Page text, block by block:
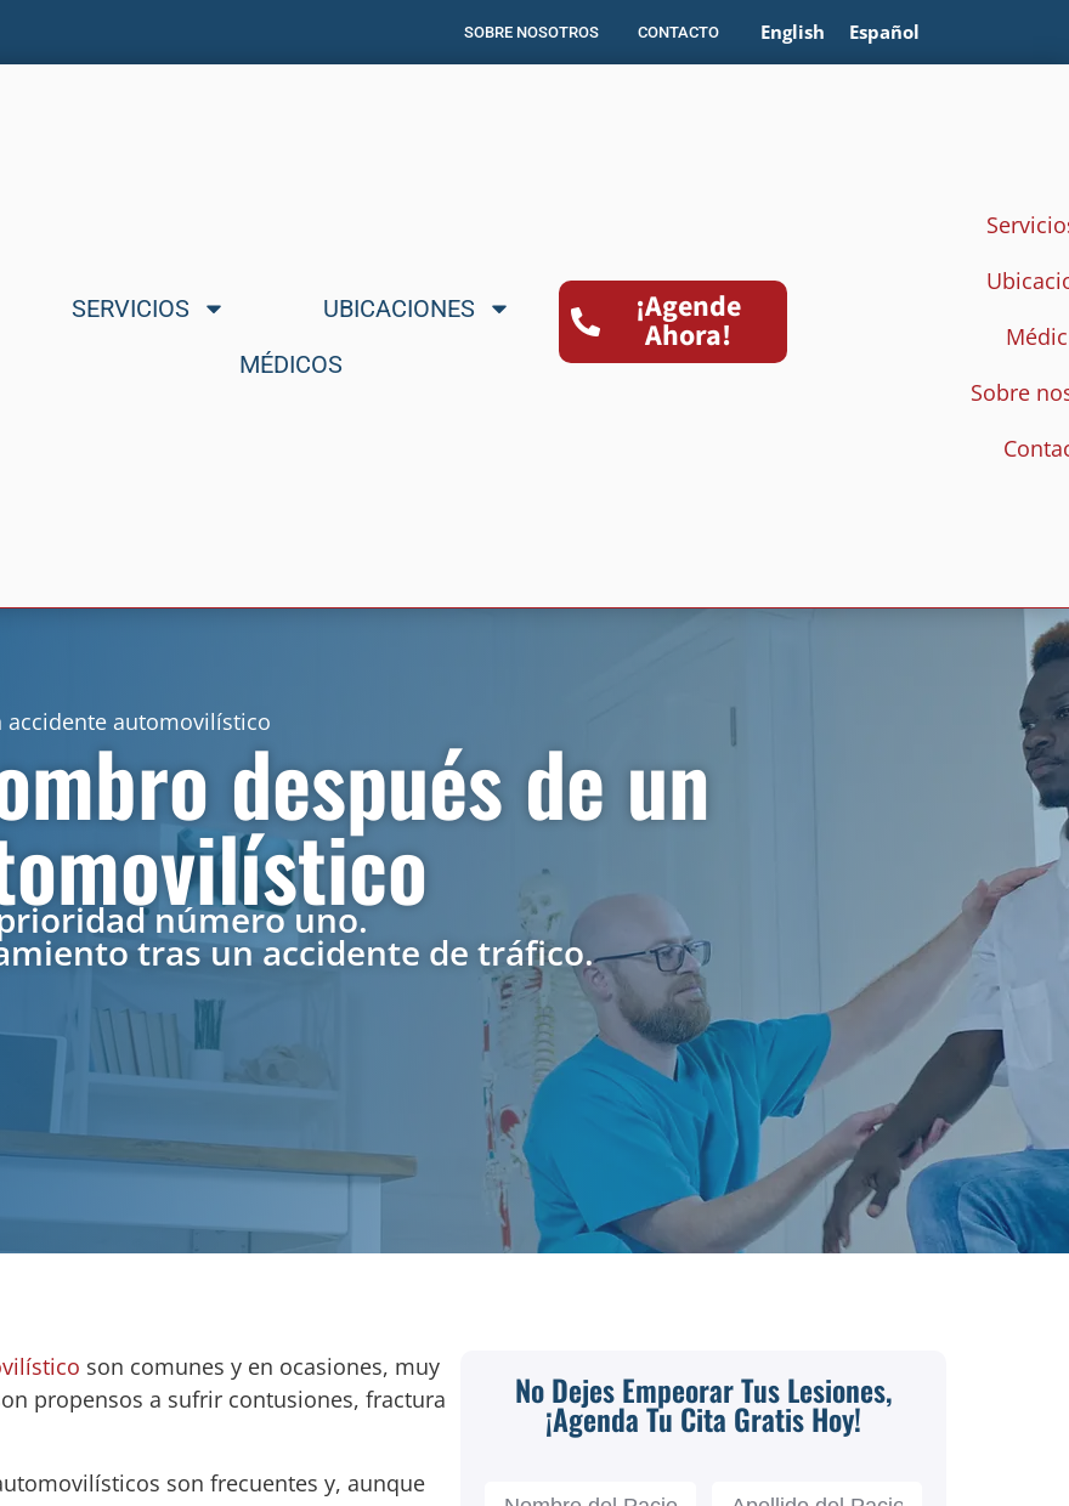
SOBRE NOSOTROS CONTACTO English Español
SERVICIOS
UBICACIONES
MÉDICOS
¡Agende
Ahora!
Sobre
automovilísticodespués de un
número uno.
tras un accidente de tráfico.
son comunes y en ocasiones, muy
propensos a sufrir contusiones, fractura
son frecuentes y, aunque
No Dejes Empeorar Tus Lesiones,
¡Agenda Tu Cita Gratis Hoy!